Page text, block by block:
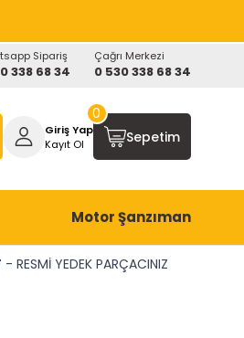
Sipariş
338 68 34
Çağrı Merkezi
0 530 338 68 34
Giriş Yap
Kayıt Ol
Sepetim
0
Motor Şanzıman
- RESMİ YEDEK PARÇACINIZ